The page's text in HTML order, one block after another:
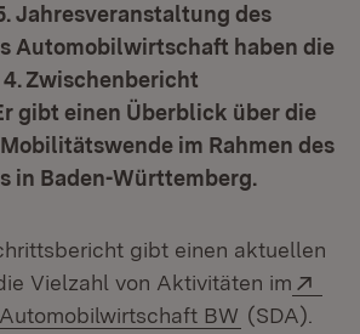
Jahresveranstaltung des
Automobilwirtschaft haben die
Zwischenbericht
gibt einen Überblick über die
im Rahmen des
in Baden-Württemberg.
gibt einen aktuellen
Vielzahl von Aktivitäten im
BW (Öffnet in
(SDA).